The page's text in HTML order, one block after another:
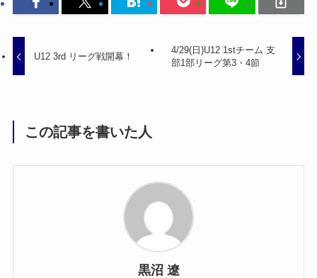
U12 3rd リーグ戦開幕！
4/29(日)U12 1stチーム 支
部1部リーグ第3・4節
この記事を書いた人
黒沼 遼